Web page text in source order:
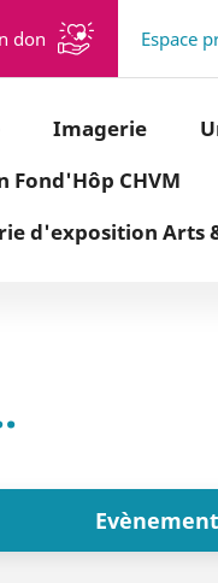
don Espace
Imagerie
Fond'Hôp CHVM
d'exposition Arts
Evènement